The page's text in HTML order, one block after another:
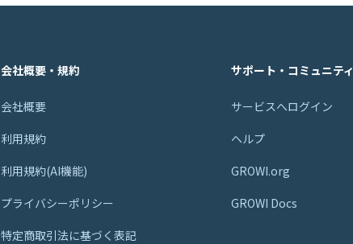
会社概要・規約
会社概要
利用規約
利用規約(AI機能)
プライバシーポリシー
特定商取引法に基づく表記
サポート・コミュニティ
サービスへログイン
ヘルプ
GROWI.org
GROWI Docs